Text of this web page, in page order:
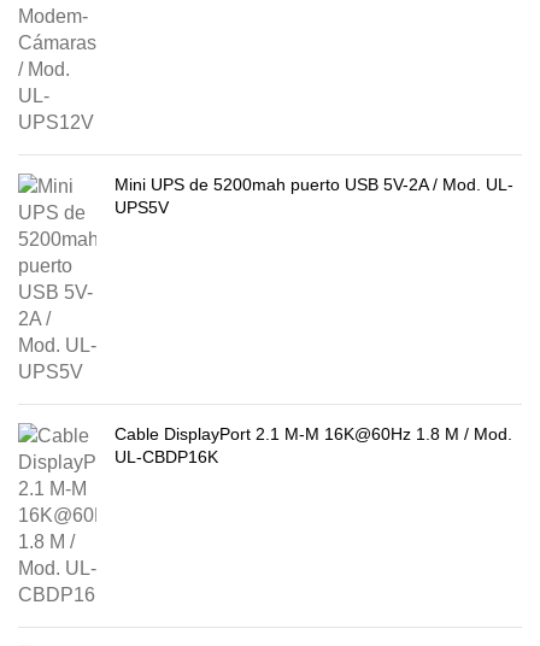
Mini UPS de 5200mah puerto USB 5V-2A / Mod. UL-
UPS5V
Cable DisplayPort 2.1 M-M 16K@60Hz 1.8 M / Mod.
UL-CBDP16K